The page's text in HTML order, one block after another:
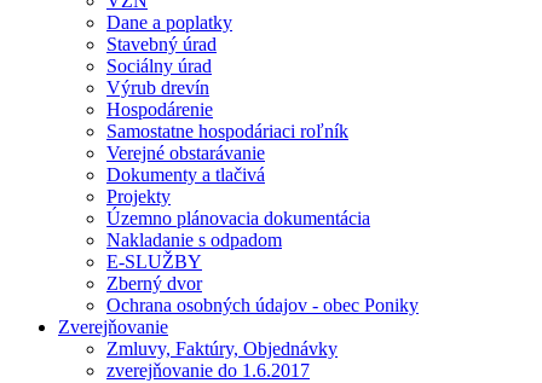
Dane a poplatky
Stavebný úrad
Sociálny úrad
Výrub drevín
Hospodárenie
Samostatne hospodáriaci roľník
Verejné obstarávanie
Dokumenty a tlačivá
Projekty
Územno plánovacia dokumentácia
Nakladanie s odpadom
E-SLUŽBY
Zberný dvor
Ochrana osobných údajov - obec Poniky
Zverejňovanie
Zmluvy, Faktúry, Objednávky
zverejňovanie do 1.6.2017